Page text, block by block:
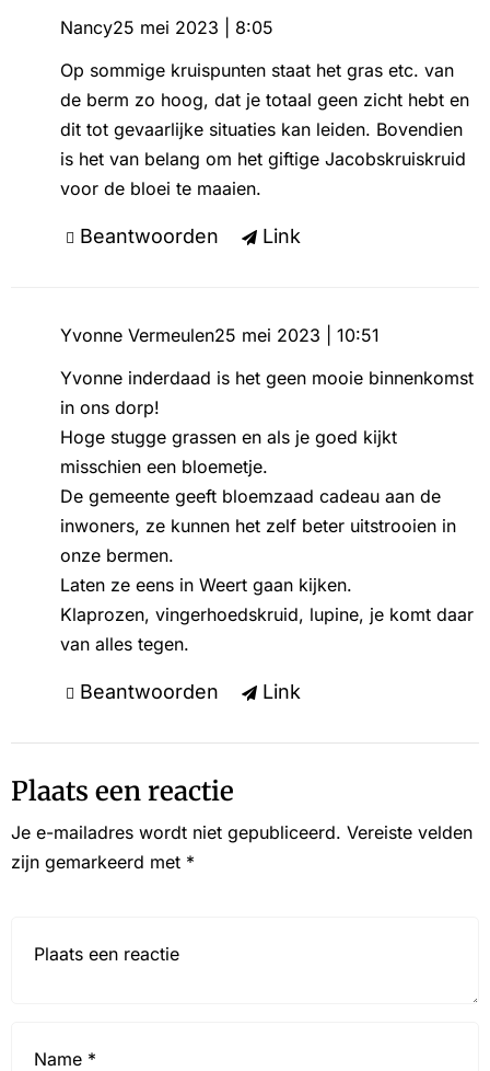
Nancy25 mei 2023 | 8:05
Op sommige kruispunten staat het gras etc. van
de berm zo hoog, dat je totaal geen zicht hebt en
dit tot gevaarlijke situaties kan leiden. Bovendien
is het van belang om het giftige Jacobskruiskruid
voor de bloei te maaien.
Beantwoorden Link
Yvonne Vermeulen25 mei 2023 | 10:51
Yvonne inderdaad is het geen mooie binnenkomst
in ons dorp!
Hoge stugge grassen en als je goed kijkt
misschien een bloemetje.
De gemeente geeft bloemzaad cadeau aan de
inwoners, ze kunnen het zelf beter uitstrooien in
onze bermen.
Laten ze eens in Weert gaan kijken.
Klaprozen, vingerhoedskruid, lupine, je komt daar
van alles tegen.
Beantwoorden Link
Plaats een reactie
Je e-mailadres wordt niet gepubliceerd. Vereiste velden
zijn gemarkeerd met *